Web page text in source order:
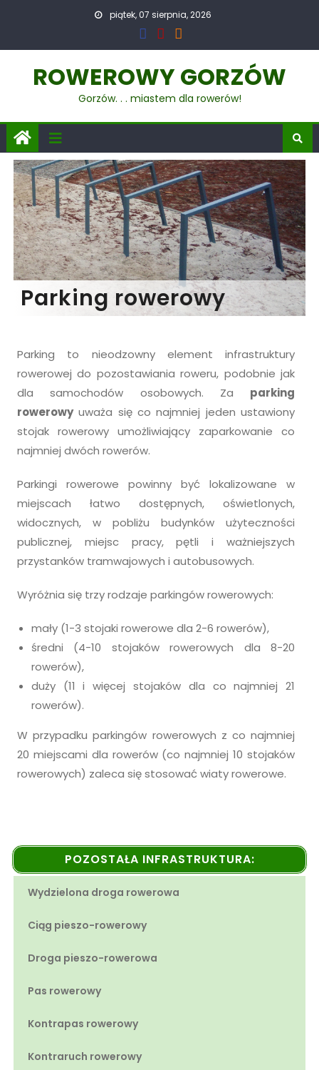
piątek, 07 sierpnia, 2026
ROWEROWY GORZÓW
Gorzów. . . miastem dla rowerów!
Parking rowerowy
Parking to nieodzowny element infrastruktury
rowerowej do pozostawiania roweru, podobnie jak
dla samochodów osobowych. Za parking
rowerowyuważa się co najmniej jeden ustawiony
stojak rowerowy umożliwiający zaparkowanie co
najmniej dwóch rowerów.
Parkingi rowerowe powinny być lokalizowane w
miejscach łatwo dostępnych, oświetlonych,
widocznych, w pobliżu budynków użyteczności
publicznej, miejsc pracy, pętli i ważniejszych
przystanków tramwajowych i autobusowych.
Wyróżnia się trzy rodzaje parkingów rowerowych:
mały (1-3 stojaki rowerowe dla 2-6 rowerów),
średni (4-10 stojaków rowerowych dla 8-20
rowerów),
duży (11 i więcej stojaków dla co najmniej 21
rowerów).
W przypadku parkingów rowerowych z co najmniej
20 miejscami dla rowerów (co najmniej 10 stojaków
rowerowych) zaleca się stosować wiaty rowerowe.
POZOSTAŁA INFRASTRUKTURA:
Wydzielona droga rowerowa
Ciąg pieszo-rowerowy
Droga pieszo-rowerowa
Pas rowerowy
Kontrapas rowerowy
Kontraruch rowerowy